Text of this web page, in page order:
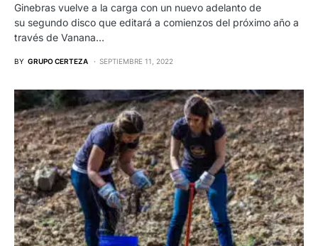
Ginebras vuelve a la carga con un nuevo adelanto de
su segundo disco que editará a comienzos del próximo año a
través de Vanana…
BY GRUPO CERTEZA SEPTIEMBRE 11, 2022